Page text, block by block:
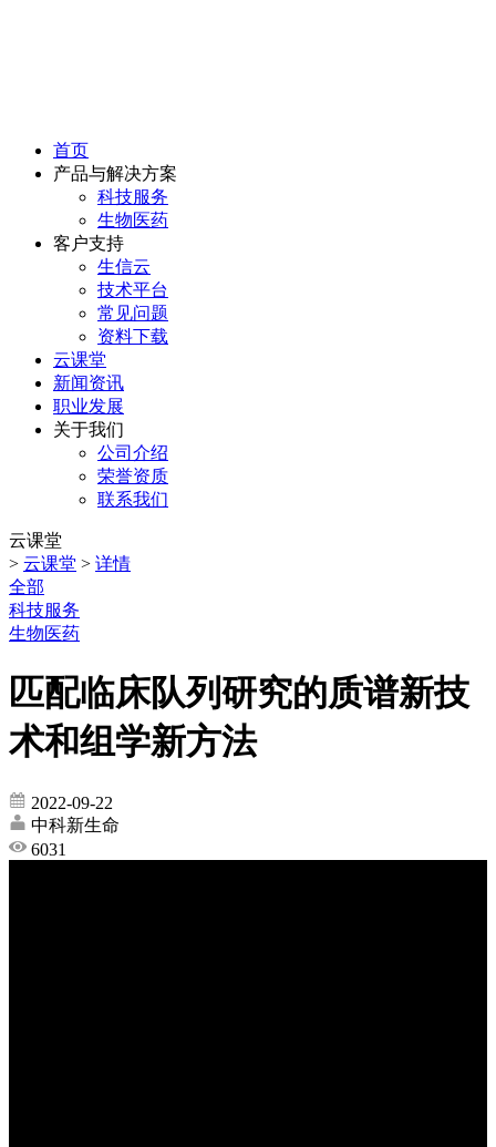
首页
产品与解决方案
科技服务
生物医药
客户支持
生信云
技术平台
常见问题
资料下载
云课堂
新闻资讯
职业发展
关于我们
公司介绍
荣誉资质
联系我们
云课堂
> 云课堂 > 详情
全部
科技服务
生物医药
匹配临床队列研究的质谱新技
术和组学新方法
2022-09-22
中科新生命
6031